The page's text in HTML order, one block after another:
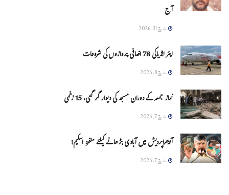
آج
مارچ 31, 2026
ایئر انڈیاکی 78 اضافی پروازوں کی شروعات
مارچ 8, 2026
نماز جمعہ کے دوران مسجد کی دیوار گر گئی، 15 زخمی
مارچ 7, 2026
آندھراپردیش میں آبادی بڑھانے کیلئے منفرد اسکیم!
مارچ 7, 2026